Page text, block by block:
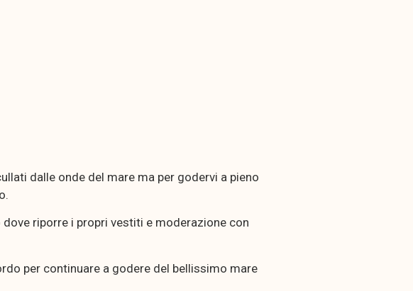
dalle onde del mare ma per godervi a pieno
riporre i propri vestiti e moderazione con
per continuare a godere del bellissimo mare